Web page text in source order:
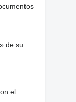
de su
el